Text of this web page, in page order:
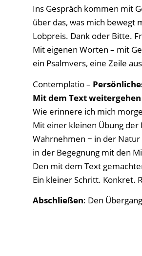
Ins Gespräch kommen mit
über das, was mich bewegt
Lobpreis. Dank oder Bitte.
Mit eigenen Worten – mit
ein Psalmvers, eine Zeile
Contemplatio –
Mit dem Text weitergehen
Wie erinnere ich mich
Mit einer kleinen Übung
Wahrnehmen − in der
in der Begegnung mit den
Den mit dem Text
Ein kleiner Schritt. Konkret.
Abschließen: Den